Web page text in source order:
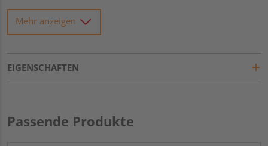
Innenausbau bis hin zu künstlerischen und dekorativen
Projekten.
verleiht der Platte eine saubere, helle und ansprechende
Die HDF-Platte isteinfach zu bearbeiten und zu
Mehr anzeigen
EIGENSCHAFTEN
Passende Produkte